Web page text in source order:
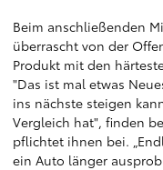
Beim anschließenden
überrascht von der
Produkt mit den
"Das ist mal etwas
ins nächste steigen
Vergleich hat", finden
pflichtet ihnen bei.
ein Auto länger